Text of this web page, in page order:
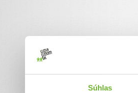
Súhlas
8.8.2026